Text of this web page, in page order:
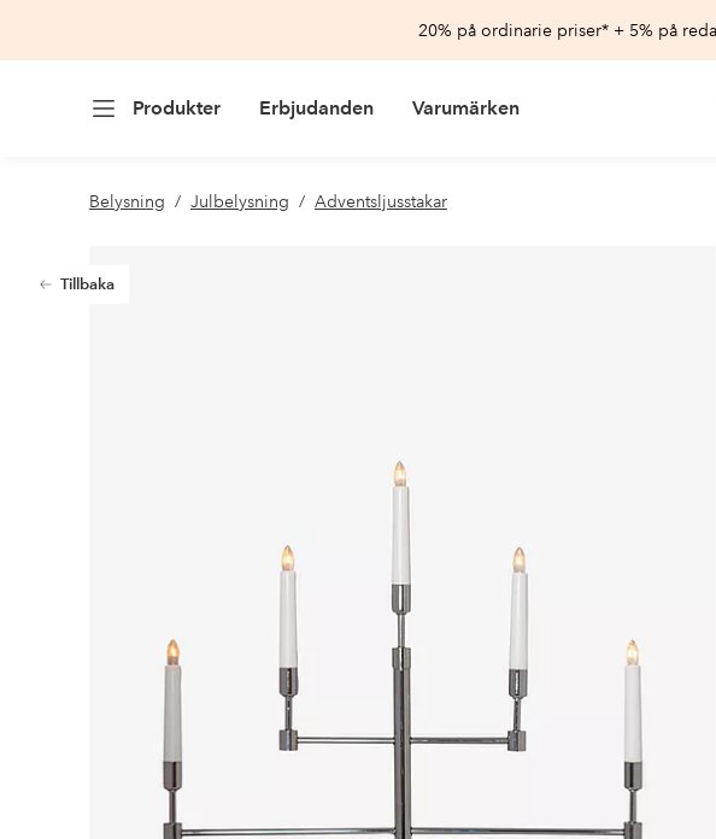
20% på ordinarie priser* + 5% på
Produkter Erbjudanden Varumärken
Belysning Julbelysning Adventsljusstakar
Tillbaka